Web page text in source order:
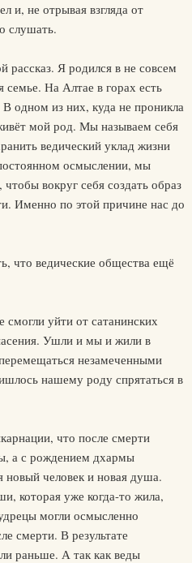
и, не отрывая взгляда от
слушать.
Я родился в не совсем
На Алтае в горах есть
одном из них, куда не проникла
мой род. Мы называем себя
ведический уклад жизни
осмыслении, мы
вокруг себя создать образ
Именно по этой причине нас до
что ведические общества ещё
уйти от сатанинских
Ушли и мы и жили в
незамеченными
нашему роду спрятаться в
что после смерти
а с рождением дхармы
новый человек и новая душа.
которая уже когда-то жила,
могли осмысленно
смерти. В результате
раньше. А так как веды